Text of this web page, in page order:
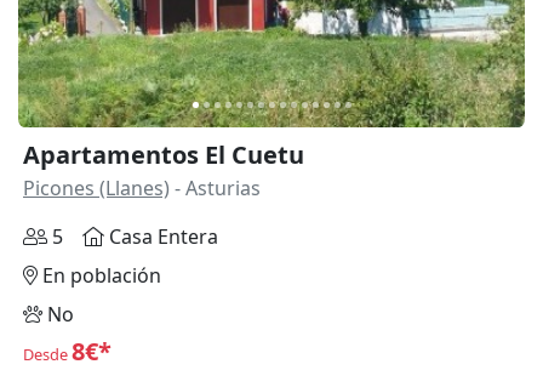
Apartamentos El Cuetu
Picones (Llanes) - Asturias
5
Casa Entera
En población
No
Desde8€*